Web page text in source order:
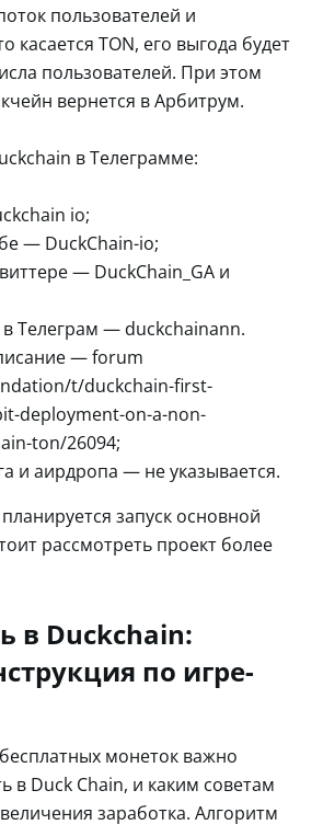
пользователей и
касается TON, его выгода будет
пользователей. При этом
вернется в Арбитрум.
в Телеграмме:
io;
— DuckChain-io;
— DuckChain_GA и
Телеграм — duckchainann.
— forum
t/duckchain-first-
deployment-on-a-non-
ton/26094;
и аирдропа — не указывается.
запуск основной
рассмотреть проект более
в Duckchain:
по игре-
монеток важно
в Duck Chain, и каким советам
заработка. Алгоритм